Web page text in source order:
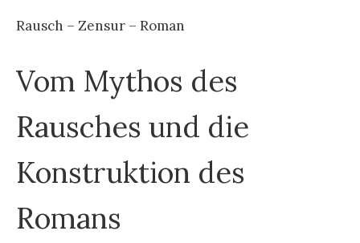
Rausch – Zensur – Roman
Vom Mythos des
Rausches und die
Konstruktion des
Romans